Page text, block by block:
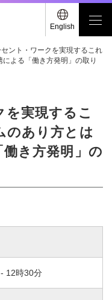
English
ント・ワークを実現するこれ
よる「働き方発明」の取り
を実現するこ
のあり方とは
き方発明」の
12時30分